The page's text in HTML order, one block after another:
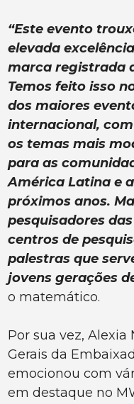
“Este evento
elevada
marca registrada
Temos feito isso
dos maiores
internacional,
os temas mais
para as
América Latina e
próximos anos.
pesquisadores
centros de
palestras que
jovens gerações
o matemático.
Por sua vez, Alexia
Gerais da
emocionou com
em destaque no